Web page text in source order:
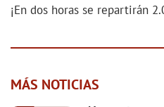
¡En dos horas se repartirán
MÁS NOTICIAS